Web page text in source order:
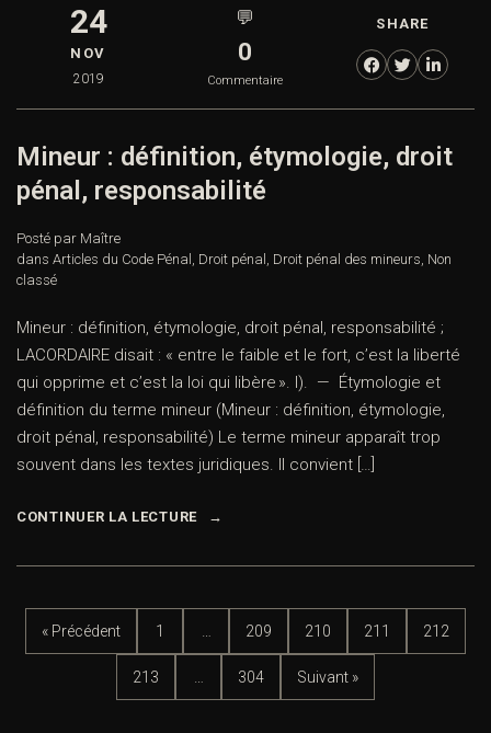
24
NOV
2019
💬
0
Commentaire
SHARE
Mineur : définition, étymologie, droit
pénal, responsabilité
Posté par Maître
dans Articles du Code Pénal , Droit pénal , Droit pénal des mineurs, Non
classé
Mineur : définition, étymologie, droit pénal, responsabilité ;
LACORDAIRE disait : « entre le faible et le fort, c’est la liberté
qui opprime et c’est la loi qui libère ». I). — Étymologie et
définition du terme mineur (Mineur : définition, étymologie,
droit pénal, responsabilité) Le terme mineur apparaît trop
souvent dans les textes juridiques. Il convient […]
CONTINUER LA LECTURE
« Précédent 1 209 210 211 212
213 304 Suivant »